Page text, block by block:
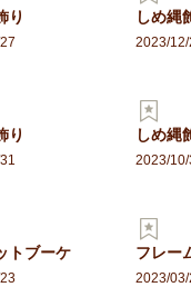
り しめ縄
2023/12/
り しめ縄
2023/10/
トブーケ
2023/